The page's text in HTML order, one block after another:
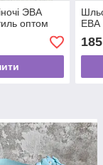
ЭВА
оптом
ЕВА
185